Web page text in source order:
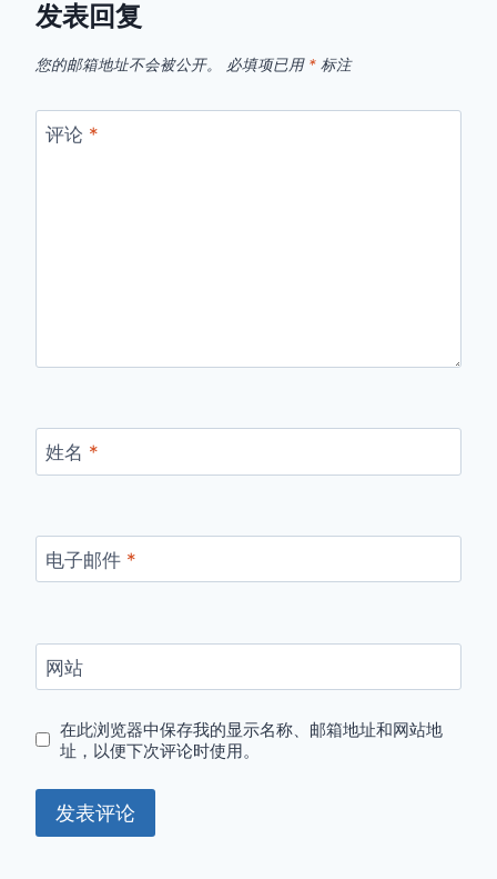
发表回复
您的邮箱地址不会被公开。 必填项已用 * 标注
评论 *
姓名 *
电子邮件 *
网站
在此浏览器中保存我的显示名称、邮箱地址和网站地
址，以便下次评论时使用。